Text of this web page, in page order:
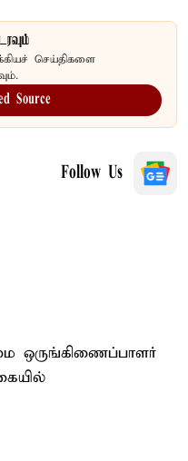
செய்திகளை
Source
Follow Us
ஒருங்கிணைப்பாளர்